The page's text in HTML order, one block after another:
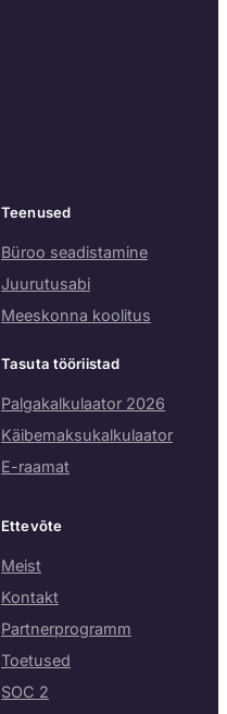
Teenused
Büroo seadistamine
Juurutusabi
Meeskonna koolitus
Tasuta tööriistad
Palgakalkulaator 2026
Käibemaksukalkulaator
E-raamat
Ettevõte
Meist
Kontakt
Partnerprogramm
Toetused
SOC 2